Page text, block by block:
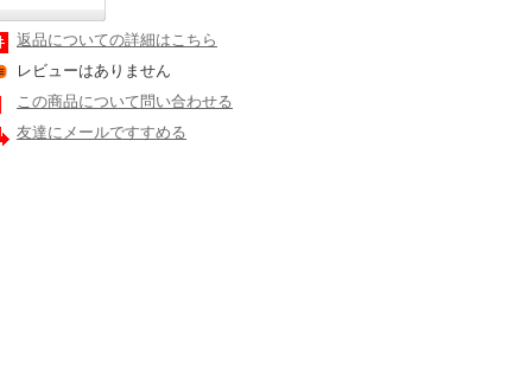
返品についての詳細はこちら
レビューはありません
この商品について問い合わせる
友達にメールですすめる